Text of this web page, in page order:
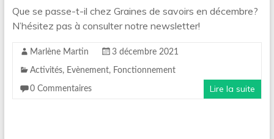
Que se passe-t-il chez Graines de savoirs en décembre?
N’hésitez pas à consulter notre newsletter!
Marlène Martin 3 décembre 2021
Activités, Evènement, Fonctionnement
0 Commentaires Lire la suite